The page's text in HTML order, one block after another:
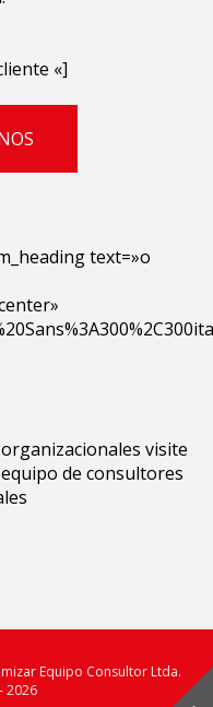
«]
text=»o
visite
de consultores
Equipo Consultor Ltda.
2026